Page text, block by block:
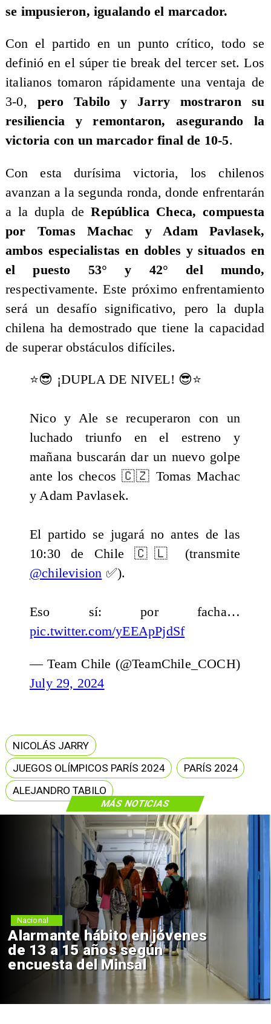
MÁS NOTICIAS
se impusieron, igualando el marcador.
Con el partido en un punto crítico, todo se
definió en el súper tie break del tercer set. Los
italianos tomaron rápidamente una ventaja de
3-0, pero Tabilo y Jarry mostraron su
resiliencia y remontaron, asegurando la
victoria con un marcador final de 10-5.
Con esta durísima victoria, los chilenos
avanzan a la segunda ronda, donde enfrentarán
a la dupla deRepública Checa, compuesta
por Tomas Machac y Adam Pavlasek,
ambos especialistas en dobles y situados en
el puesto 53° y 42° del mundo,
respectivamente. Este próximo enfrentamiento
será un desafío significativo, pero la dupla
chilena ha demostrado que tiene la capacidad
de superar obstáculos difíciles.
⭐️😎 ¡DUPLA DE NIVEL! 😎⭐️
Nico y Ale se recuperaron con un
luchado triunfo en el estreno y
mañana buscarán dar un nuevo golpe
ante los checos 🇨🇿 Tomas Machac
y Adam Pavlasek.
El partido se jugará no antes de las
10:30 de Chile 🇨🇱 (transmite
@chilevision ✅).
Eso sí: por facha…
pic.twitter.com/yEEApPjdSf
— Team Chile (@TeamChile_COCH)
July 29, 2024
NICOLÁS JARRY
JUEGOS OLÍMPICOS PARÍS 2024
PARÍS 2024
ALEJANDRO TABILO
hábito en jóvenes
13 a 15 años según
del Minsal
Nacional